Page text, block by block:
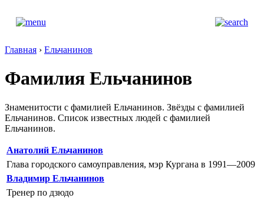
Главная › Ельчанинов
Фамилия Ельчанинов
Знаменитости с фамилией Ельчанинов. Звёзды с фамилией
Ельчанинов. Список известных людей с фамилией
Ельчанинов.
Анатолий Ельчанинов
Глава городского самоуправления, мэр Кургана в 1991—2009
Владимир Ельчанинов
Тренер по дзюдо